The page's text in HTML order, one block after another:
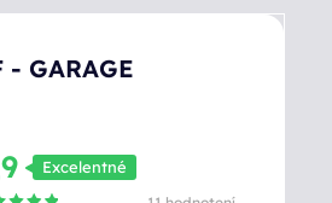
- GARAGE
Excelentné